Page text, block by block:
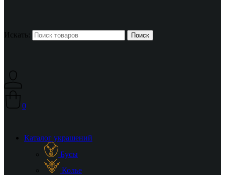
Искать:
0
Каталог украшений
Бусы
Колье